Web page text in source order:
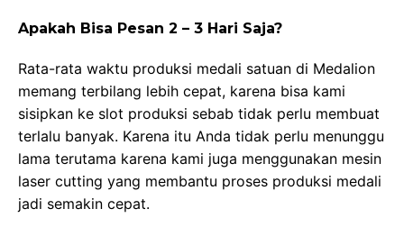
Apakah Bisa Pesan 2 – 3 Hari Saja?
Rata-rata waktu produksi medali satuan di Medalion
memang terbilang lebih cepat, karena bisa kami
sisipkan ke slot produksi sebab tidak perlu membuat
terlalu banyak. Karena itu Anda tidak perlu menunggu
lama terutama karena kami juga menggunakan mesin
laser cutting yang membantu proses produksi medali
jadi semakin cepat.